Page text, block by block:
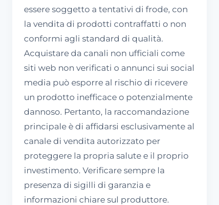
essere soggetto a tentativi di frode, con
la vendita di prodotti contraffatti o non
conformi agli standard di qualità.
Acquistare da canali non ufficiali come
siti web non verificati o annunci sui social
media può esporre al rischio di ricevere
un prodotto inefficace o potenzialmente
dannoso. Pertanto, la raccomandazione
principale è di affidarsi esclusivamente al
canale di vendita autorizzato per
proteggere la propria salute e il proprio
investimento. Verificare sempre la
presenza di sigilli di garanzia e
informazioni chiare sul produttore.